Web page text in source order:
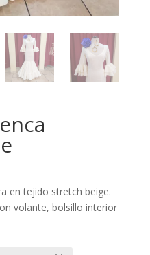
en tejido stretch beige.
volante, bolsillo interior